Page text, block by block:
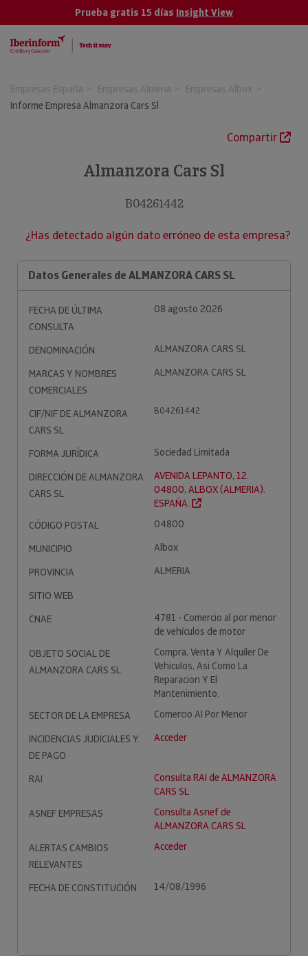
Prueba gratis 15 días Insight View
Empresas España Empresas Almeria
Empresas Albox
Informe Empresa Almanzora Cars Sl
Compartir
Almanzora Cars Sl
B04261442
¿Has detectado algún dato erróneo de esta empresa?
Datos Generales de ALMANZORA CARS SL
FECHA DE ÚLTIMA
CONSULTA
08 agosto 2026
DENOMINACIÓN
ALMANZORA CARS SL
MARCAS Y NOMBRES
COMERCIALES
ALMANZORA CARS SL
CIF/NIF DE ALMANZORA
CARS SL
B04261442
FORMA JURÍDICA
Sociedad Limitada
DIRECCIÓN DE ALMANZORA
CARS SL
AVENIDA LEPANTO, 12.
04800, ALBOX (ALMERIA).
ESPAÑA.
CÓDIGO POSTAL
04800
MUNICIPIO
Albox
PROVINCIA
ALMERIA
SITIO WEB
CNAE
4781 - Comercio al por menor
de vehículos de motor
OBJETO SOCIAL DE
ALMANZORA CARS SL
Compra, Venta Y Alquiler De
Vehiculos, Asi Como La
Reparacion Y El
Mantenimiento.
SECTOR DE LA EMPRESA
Comercio Al Por Menor
INCIDENCIAS JUDICIALES Y
DE PAGO
Acceder
RAI
Consulta RAI de ALMANZORA
CARS SL
ASNEF EMPRESAS
Consulta Asnef de
ALMANZORA CARS SL
ALERTAS CAMBIOS
RELEVANTES
Acceder
FECHA DE CONSTITUCIÓN 14/08/1996